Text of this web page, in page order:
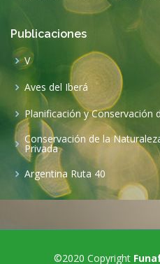
Publicaciones
V
Aves del Iberá
Planificación y Conservación
Conservación de la
Privada
Argentina Ruta 40
©2020 Copyright